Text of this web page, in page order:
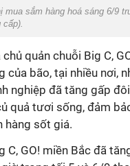
mua sắm hàng hoá sáng 6/9
cấp).
quản chuỗi Big C,
của bão, tại nhiều nơi,
nghiệp đã tăng gấp
quả tươi sống, đảm
hàng sốt giá.
C, GO! miền Bắc đã